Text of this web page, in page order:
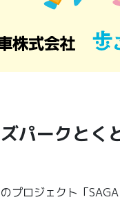
パークとく
プロジェクト「